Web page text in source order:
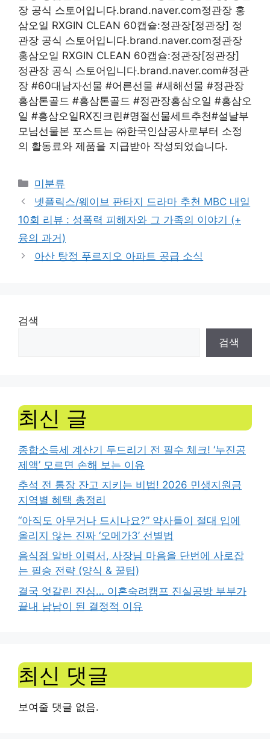
장 공식 스토어입니다.brand.naver.com정관장 홍
삼오일 RXGIN CLEAN 60캡슐:정관장[정관장] 정
관장 공식 스토어입니다.brand.naver.com정관장
홍삼오일 RXGIN CLEAN 60캡슐:정관장[정관장]
정관장 공식 스토어입니다.brand.naver.com#정관
장 #60대남자선물 #어른선물 #새해선물 #정관장
홍삼톤골드 #홍삼톤골드 #정관장홍삼오일 #홍삼오
일 #홍삼오일RX진크린#명절선물세트추천#설날부
모님선물본 포스트는 ㈜한국인삼공사로부터 소정
의 활동료와 제품을 지급받아 작성되었습니다.
Categories
미분류
넷플릭스/웨이브 판타지 드라마 추천 MBC 내일
10회 리뷰 : 성폭력 피해자와 그 가족의 이야기 (+
융의 과거)
아산 탕정 푸르지오 아파트 공급 소식
검색
검색
최신 글
종합소득세 계산기 두드리기 전 필수 체크! ‘누진공
제액’ 모르면 손해 보는 이유
추석 전 통장 잔고 지키는 비법! 2026 민생지원금
지역별 혜택 총정리
“아직도 아무거나 드시나요?” 약사들이 절대 입에
올리지 않는 진짜 ‘오메가3’ 선별법
음식점 알바 이력서, 사장님 마음을 단번에 사로잡
는 필승 전략 (양식 & 꿀팁)
결국 엇갈린 진심… 이혼숙려캠프 진실공방 부부가
끝내 남남이 된 결정적 이유
최신 댓글
보여줄 댓글 없음.